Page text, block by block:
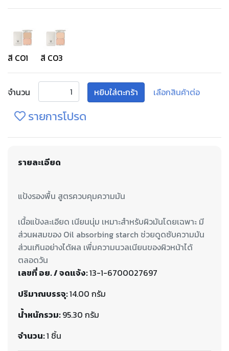
สี CO1 สี CO3
จำนวน หยิบใส่ตะกร้า เลือกสินค้าต่อ
รายการโปรด
รายละเอียด
เนื้อแป้งละเอียด เนียนนุ่ม เหมาะสำหรับผิวมันโดยเฉพาะ มี
ส่วนผสมของ Oil absorbing starch ช่วยดูดซับความมัน
ส่วนเกินอย่างได้ผล เพื่มความนวลเนียนของผิวหน้าได้
เลขที่ อย. / จดแจ้ง:13-1-6700027697
ปริมาณบรรจุ:14.00 กรัม
น้ำหนักรวม:95.30 กรัม
จำนวน:1 ชิ้น